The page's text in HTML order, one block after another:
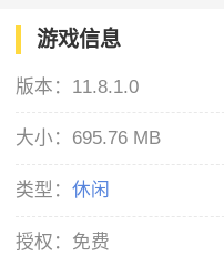
游戏信息
版本： 11.8.1.0
大小： 695.76 MB
类型：休闲
授权： 免费